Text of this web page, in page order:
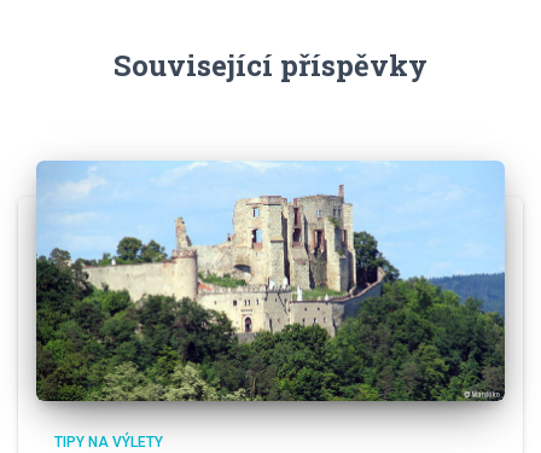
Související příspěvky
TIPY NA VÝLETY